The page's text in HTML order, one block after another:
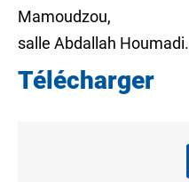
Mamoudzou,
salle Abdallah Houmadi.
Télécharger